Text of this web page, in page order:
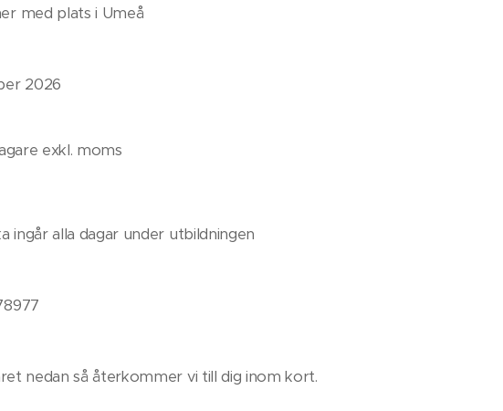
med plats i Umeå
2026
exkl. moms
ingår alla dagar under utbildningen
nedan så återkommer vi till dig inom kort.